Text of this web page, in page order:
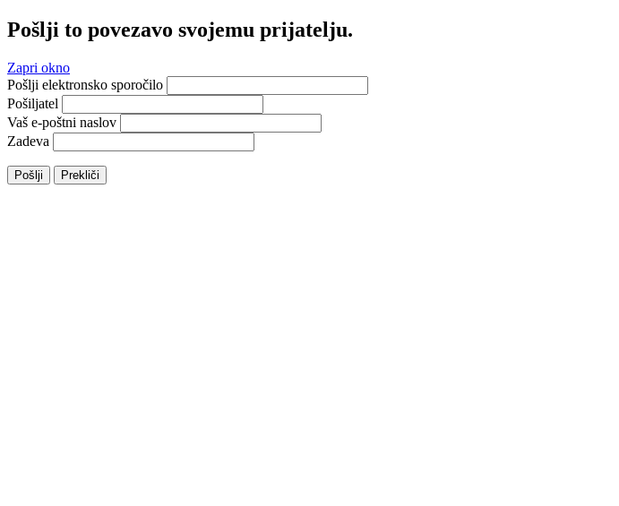
Pošlji to povezavo svojemu prijatelju.
Zapri okno
Pošlji elektronsko sporočilo
Pošiljatel
Vaš e-poštni naslov
Zadeva
Pošlji Prekliči